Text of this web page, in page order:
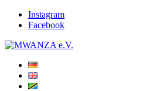
Instagram
Facebook